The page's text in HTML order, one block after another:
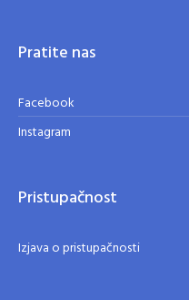
Pratite nas
Facebook
Instagram
Pristupačnost
Izjava o pristupačnosti